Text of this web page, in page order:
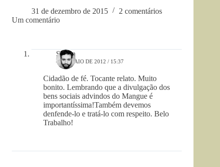
31 de dezembro de 2015
2 comentários
Um comentário
Silvan
4 DE MAIO DE 2012 / 15:37
Cidadão de fé. Tocante relato. Muito
bonito. Lembrando que a divulgação dos
bens sociais advindos do Mangue é
importantíssima!Também devemos
denfende-lo e tratá-lo com respeito. Belo
Trabalho!